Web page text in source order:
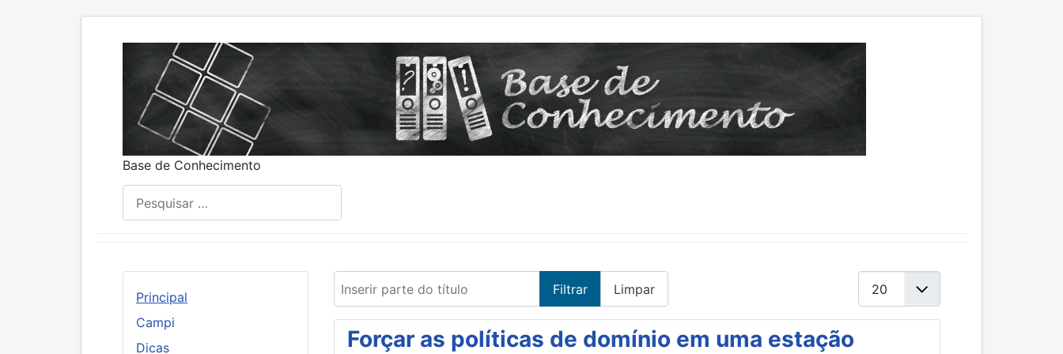
Base de Conhecimento
Principal
Campi
Dicas
Inserir parte do título
Filtrar Limpar
Forçar as políticas de domínio em uma estação